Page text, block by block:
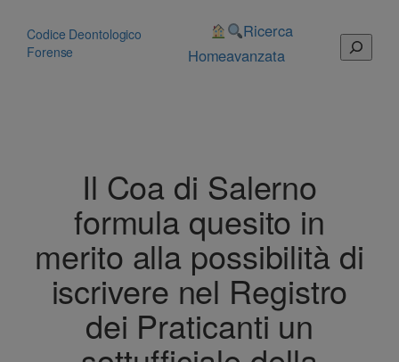
contenuto
Codice Deontologico
Forense
Home
Ricerca
avanzata
Cerca
Il Coa di Salerno
formula quesito in
merito alla possibilità di
iscrivere nel Registro
dei Praticanti un